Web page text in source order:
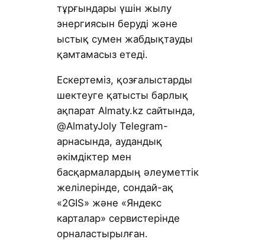
тұрғындары үшін жылу
энергиясын беруді және
ыстық сумен жабдықтауды
қамтамасыз етеді.
Ескертеміз, қозғалыстарды
шектеуге қатысты барлық
ақпарат Almaty.kz сайтында,
@AlmatyJoly Telegram-
арнасында, аудандық
әкімдіктер мен
басқармалардың әлеуметтік
желілерінде, сондай-ақ
«2GIS» және «Яндекс
карталар» сервистерінде
орналастырылған.